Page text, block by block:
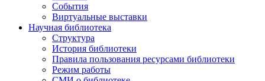
События
Виртуальные выставки
Научная библиотека
Структура
История библиотеки
Правила пользования ресурсами библиотеки
Режим работы